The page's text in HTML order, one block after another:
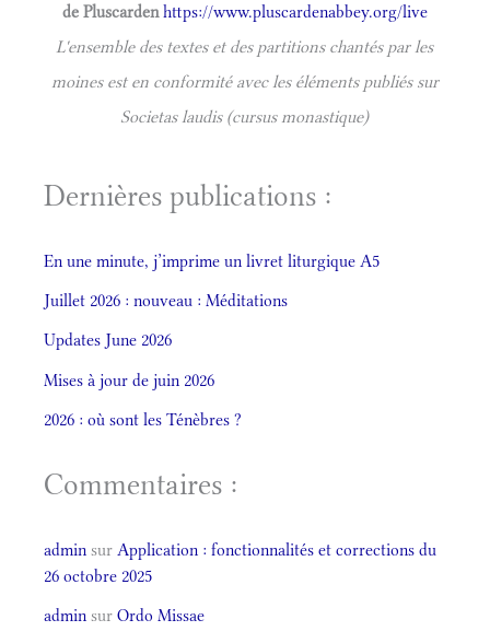
de Pluscardenhttps://www.pluscardenabbey.org/live
L'ensemble des textes et des partitions chantés par les
moines est en conformité avec les éléments publiés sur
Societas laudis (cursus monastique)
Dernières publications :
En une minute, j’imprime un livret liturgique A5
Juillet 2026 : nouveau : Méditations
Updates June 2026
Mises à jour de juin 2026
2026 : où sont les Ténèbres ?
Commentaires :
admin sur Application : fonctionnalités et corrections du
26 octobre 2025
admin sur Ordo Missae